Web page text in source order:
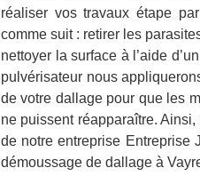
réaliser vos travaux étape
comme suit : retirer les
nettoyer la surface à l’aide
pulvérisateur nous
de votre dallage pour que les
ne puissent réapparaître.
de notre entreprise Entreprise
démoussage de dallage à